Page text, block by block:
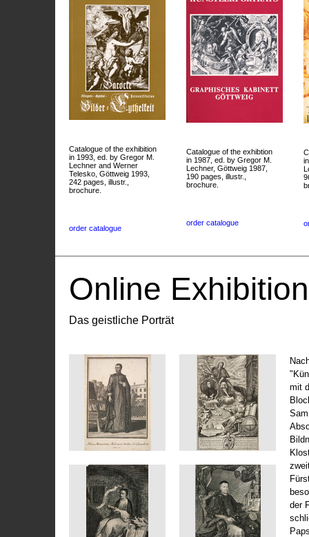
Catalogue of the exhibition
in 1993, ed. by Gregor M.
Lechner and Werner
Telesko, Göttweig 1993,
242 pages, illustr.,
brochure.
order catalogue
Catalogue of the exhibtion
in 1987, ed. by Gregor M.
Lechner, Göttweig 1987,
190 pages, illustr.,
brochure.
order catalogue
Online
Das geistliche Porträt
mit
der